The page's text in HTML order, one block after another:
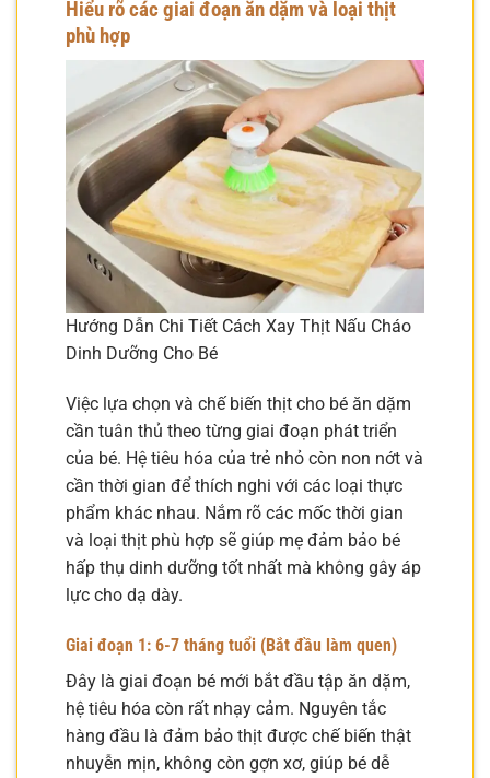
Hiểu rõ các giai đoạn ăn dặm và loại thịt
phù hợp
Hướng Dẫn Chi Tiết Cách Xay Thịt Nấu Cháo
Dinh Dưỡng Cho Bé
Việc lựa chọn và chế biến thịt cho bé ăn dặm
cần tuân thủ theo từng giai đoạn phát triển
của bé. Hệ tiêu hóa của trẻ nhỏ còn non nớt và
cần thời gian để thích nghi với các loại thực
phẩm khác nhau. Nắm rõ các mốc thời gian
và loại thịt phù hợp sẽ giúp mẹ đảm bảo bé
hấp thụ dinh dưỡng tốt nhất mà không gây áp
lực cho dạ dày.
Giai đoạn 1: 6-7 tháng tuổi (Bắt đầu làm quen)
Đây là giai đoạn bé mới bắt đầu tập ăn dặm,
hệ tiêu hóa còn rất nhạy cảm. Nguyên tắc
hàng đầu là đảm bảo thịt được chế biến thật
nhuyễn mịn, không còn gợn xơ, giúp bé dễ